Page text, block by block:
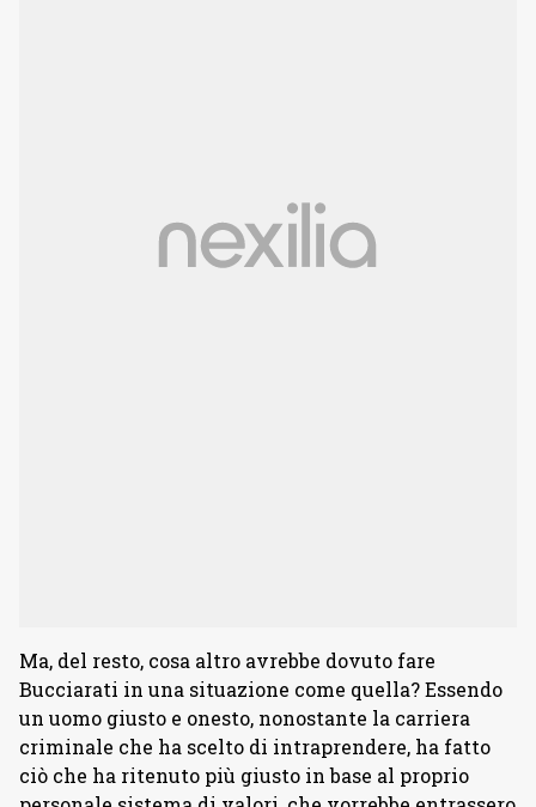
Ma, del resto, cosa altro avrebbe dovuto fare
Bucciarati in una situazione come quella? Essendo
un uomo giusto e onesto, nonostante la carriera
criminale che ha scelto di intraprendere, ha fatto
ciò che ha ritenuto più giusto in base al proprio